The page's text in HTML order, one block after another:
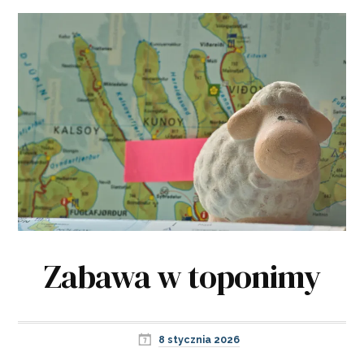
Zabawa w toponimy
8 stycznia 2026